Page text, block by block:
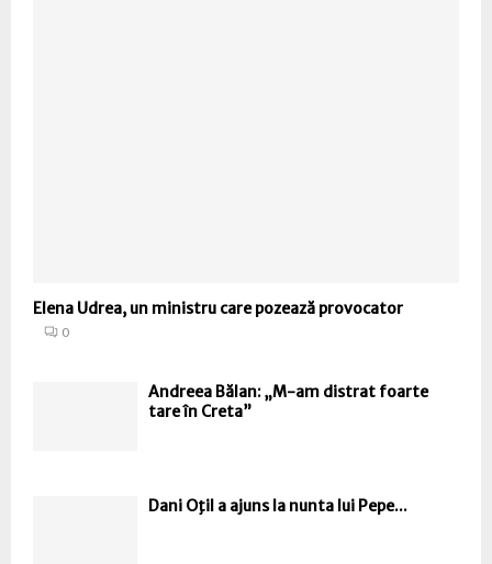
Elena Udrea, un ministru care pozează provocator
0
Andreea Bălan: „M-am distrat foarte
tare în Creta”
Dani Oţil a ajuns la nunta lui Pepe...